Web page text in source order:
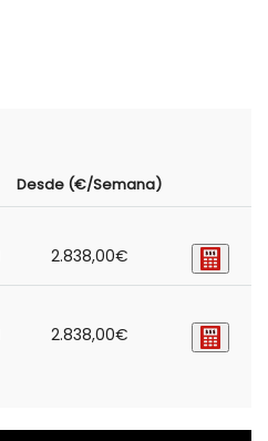
Desde (€/Semana)
2.838,00€
2.838,00€